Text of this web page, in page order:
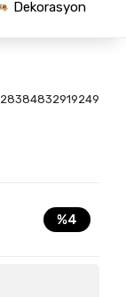
Dekorasyon
28384832919249
%4